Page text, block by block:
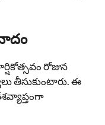
రోజున
తీసుకుంటారు. ఈ